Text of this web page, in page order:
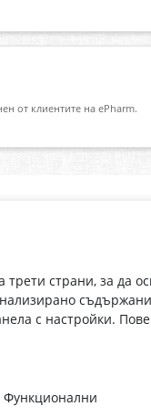
от клиентите на ePharm.
С
трети страни, за да
с настройки.
Функционални